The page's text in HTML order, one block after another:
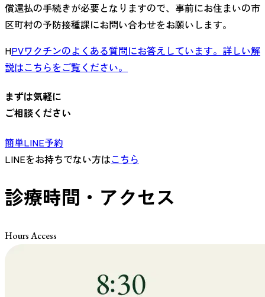
償還払の手続きが必要となりますので、事前にお住まいの市
区町村の予防接種課にお問い合わせをお願いします。
HPVワクチンのよくある質問にお答えしています。詳しい解
説はこちらをご覧ください。
まずは気軽に
ご相談ください
簡単LINE予約
LINEをお持ちでない方はこちら
診療時間・アクセス
Hours Access